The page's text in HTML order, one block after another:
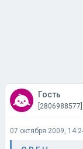
Гость
[2806988577]
07 октября 2009,